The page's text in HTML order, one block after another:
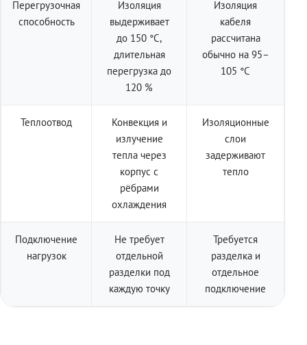
Перегрузочная
способность
Изоляция
выдерживает
до 150 °C,
длительная
перегрузка до
120 %
Изоляция
кабеля
рассчитана
обычно на 95–
105 °C
Теплоотвод
Конвекция и
излучение
тепла через
корпус с
рёбрами
охлаждения
Изоляционные
слои
задерживают
тепло
Подключение
нагрузок
Не требует
отдельной
разделки под
каждую точку
Требуется
разделка и
отдельное
подключение